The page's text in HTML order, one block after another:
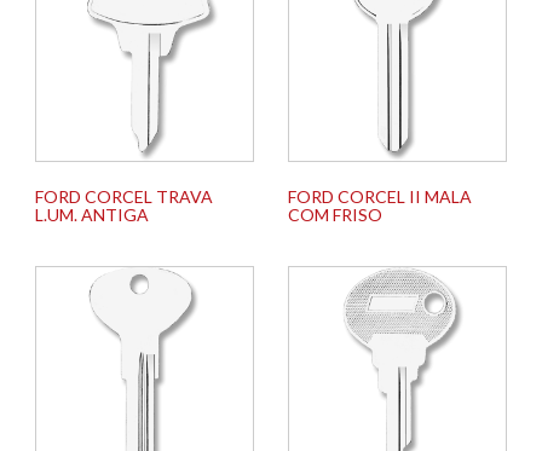
FORD CORCEL TRAVA
L.UM. ANTIGA
FORD CORCEL II MALA
COM FRISO